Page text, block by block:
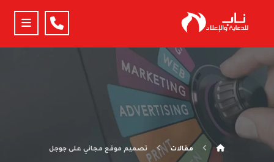
مقالات تصميم موقع مجاني على جوجل